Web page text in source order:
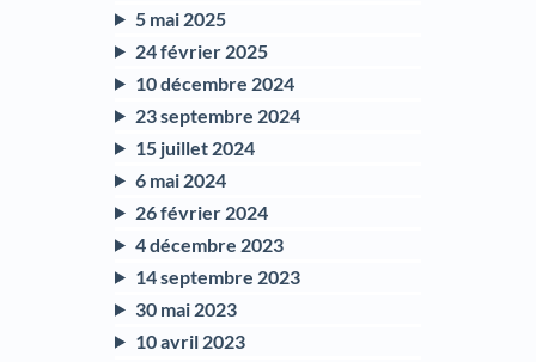
5 mai 2025
24 février 2025
10 décembre 2024
23 septembre 2024
15 juillet 2024
6 mai 2024
26 février 2024
4 décembre 2023
14 septembre 2023
30 mai 2023
10 avril 2023